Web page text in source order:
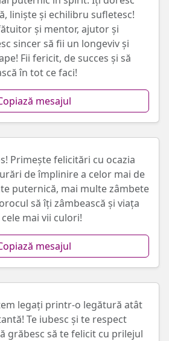
liniște și echilibru sufletesc!
și mentor, ajutor și
sincer să fii un longeviv și
Fii fericit, de succes și să
în tot ce faci!
mesajul
Primește felicitări cu ocazia
de împlinire a celor mai de
puternică, mai multe zâmbete
să îți zâmbească și viața
mai vii culori!
mesajul
legați printr-o legătură atât
Te iubesc și te respect
grăbesc să te felicit cu prilejul